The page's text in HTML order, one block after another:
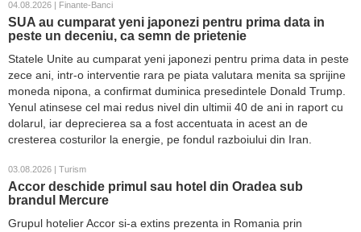
04.08.2026 | Finante-Banci
SUA au cumparat yeni japonezi pentru prima data in
peste un deceniu, ca semn de prietenie
Statele Unite au cumparat yeni japonezi pentru prima data in peste
zece ani, intr-o interventie rara pe piata valutara menita sa sprijine
moneda nipona, a confirmat duminica presedintele Donald Trump.
Yenul atinsese cel mai redus nivel din ultimii 40 de ani in raport cu
dolarul, iar deprecierea sa a fost accentuata in acest an de
cresterea costurilor la energie, pe fondul razboiului din Iran.
03.08.2026 | Turism
Accor deschide primul sau hotel din Oradea sub
brandul Mercure
Grupul hotelier Accor si-a extins prezenta in Romania prin